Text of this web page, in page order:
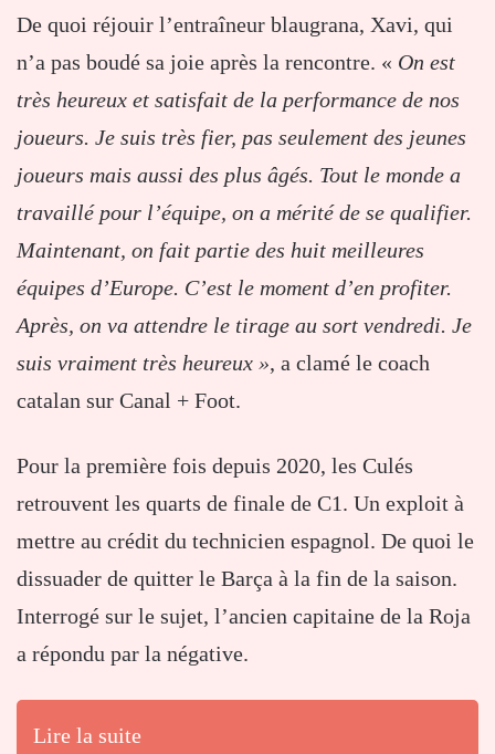
De quoi réjouir l’entraîneur blaugrana, Xavi, qui
n’a pas boudé sa joie après la rencontre. « On est
très heureux et satisfait de la performance de nos
joueurs. Je suis très fier, pas seulement des jeunes
joueurs mais aussi des plus âgés. Tout le monde a
travaillé pour l’équipe, on a mérité de se qualifier.
Maintenant, on fait partie des huit meilleures
équipes d’Europe. C’est le moment d’en profiter.
Après, on va attendre le tirage au sort vendredi. Je
suis vraiment très heureux », a clamé le coach
catalan sur Canal + Foot.
Pour la première fois depuis 2020, les Culés
retrouvent les quarts de finale de C1. Un exploit à
mettre au crédit du technicien espagnol. De quoi le
dissuader de quitter le Barça à la fin de la saison.
Interrogé sur le sujet, l’ancien capitaine de la Roja
a répondu par la négative.
Lire la suite